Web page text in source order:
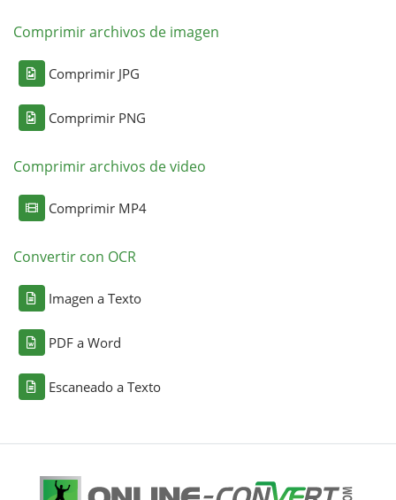
Comprimir archivos de imagen
Comprimir JPG
Comprimir PNG
Comprimir archivos de video
Comprimir MP4
Convertir con OCR
Imagen a Texto
PDF a Word
Escaneado a Texto